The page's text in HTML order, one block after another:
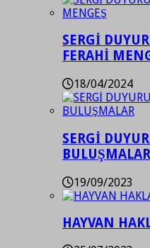
SERGİ
FERAHİ
18/04/2024
SERGİ
BULUŞMALAR
19/09/2023
HAYVAN